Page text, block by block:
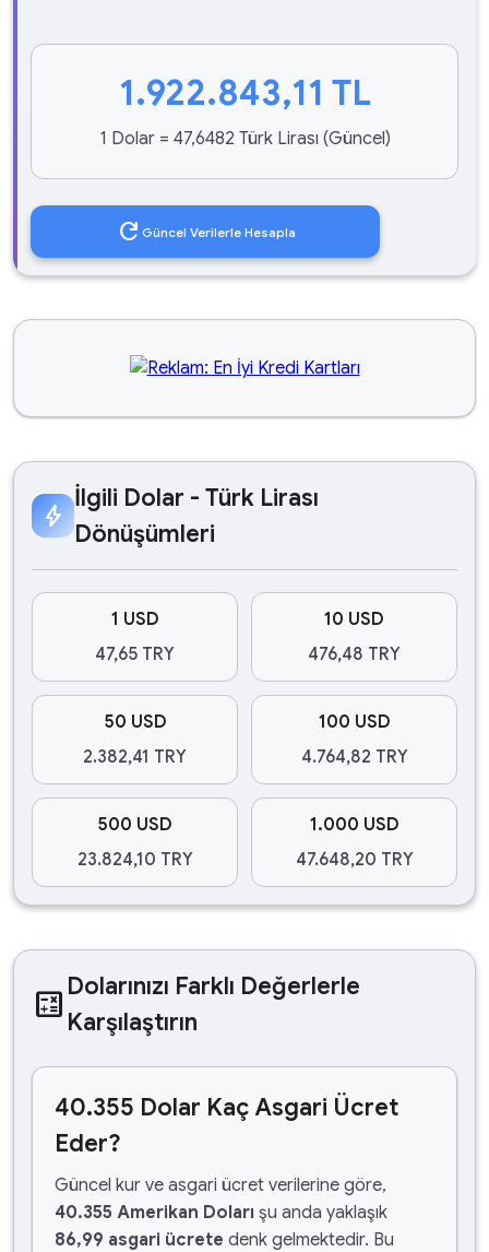
1.922.843,11 TL
1 Dolar = 47,6482 Türk Lirası (Güncel)
refresh Güncel Verilerle Hesapla
bolt
İlgili Dolar - Türk Lirası
Dönüşümleri
1 USD
47,65 TRY
10 USD
476,48 TRY
50 USD
2.382,41 TRY
100 USD
4.764,82 TRY
500 USD
23.824,10 TRY
1.000 USD
47.648,20 TRY
calculate Dolarınızı Farklı Değerlerle
Karşılaştırın
40.355 Dolar Kaç Asgari Ücret
Eder?
Güncel kur ve asgari ücret verilerine göre,
40.355 Amerikan Doları şu anda yaklaşık
86,99 asgari ücrete denk gelmektedir. Bu